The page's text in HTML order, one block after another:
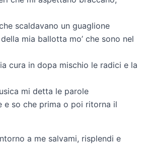
scaldavano un guaglione
mia ballotta mo’ che sono nel
cura in dopa mischio le radici e la
mi detta le parole
e so che prima o poi ritorna il
a me salvami, risplendi e